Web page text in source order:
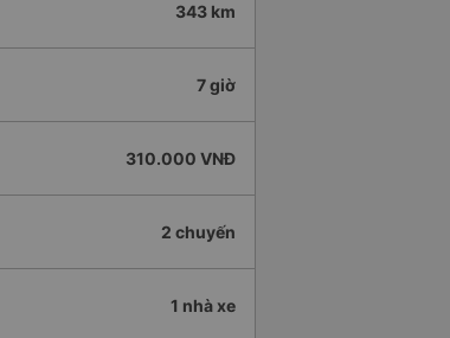
343 km
7 giờ
310.000 VNĐ
2 chuyến
1 nhà xe